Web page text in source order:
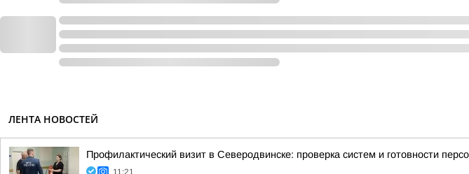
ЛЕНТА НОВОСТЕЙ
Профилактический визит в Северодвинске: проверка систем и готовности
11:21